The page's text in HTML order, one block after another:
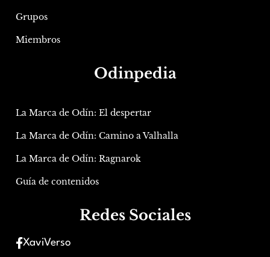
Grupos
Miembros
Odinpedia
La Marca de Odín: El despertar
La Marca de Odín: Camino a Valhalla
La Marca de Odín: Ragnarok
Guía de contenidos
Redes Sociales
XaviVerso